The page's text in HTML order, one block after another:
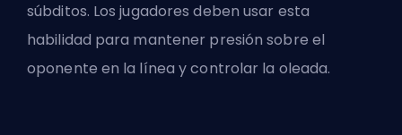
súbditos. Los jugadores deben usar esta
habilidad para mantener presión sobre el
oponente en la línea y controlar la oleada.